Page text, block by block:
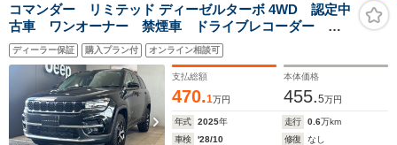
コマンダー リミテッド ディーゼルターボ 4WD 認定中
古車 ワンオーナー 禁煙車 ドライブレコーダー ア
ラウンドビューモニター レザーシート シートヒータ
ー ブラインドスポットモニター
ディーラー保証 購入プラン付 オンライン相談可
支払総額
470.1万円
本体価格
455.5万円
年式 2025年 走行 0.6万km
車検
'28/10 修復
なし